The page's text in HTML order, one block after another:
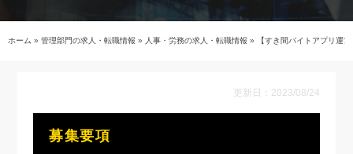
ホーム » 管理部門の求人・転職情報 » 人事・労務の求人・転職情報 » 【すき間バイトアプリ運
更新日：2023/08/24
募集要項